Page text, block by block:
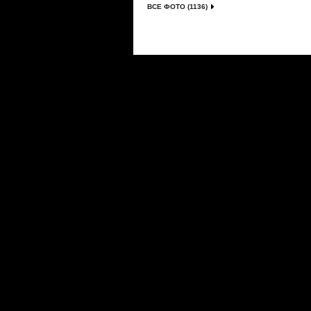
ВСЕ ФОТО (1136)